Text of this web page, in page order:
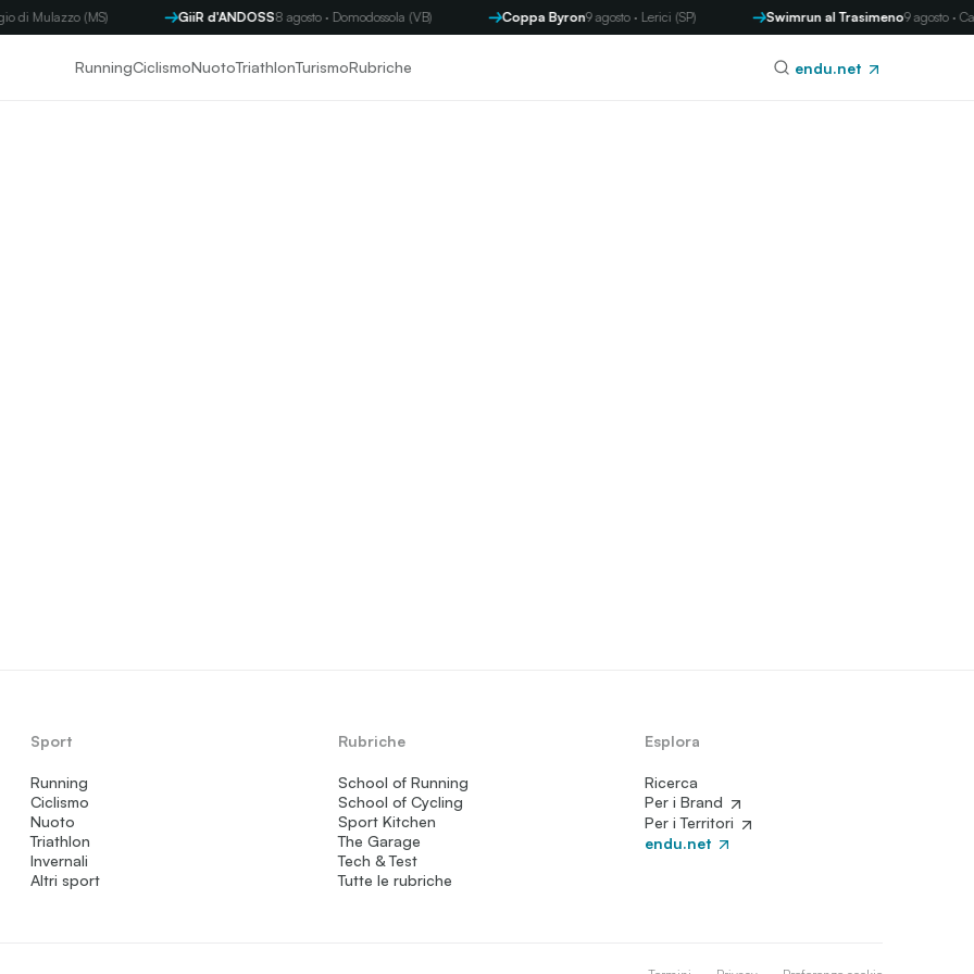
di Mulazzo (MS) GiiR d'ANDOSS8 agosto · Domodossola (VB) Coppa Byron9 agosto · Lerici (SP) Swimrun al Trasimeno9 agosto ·
RunningCiclismoNuotoTriathlonTurismoRubriche endu.net
Sport
Running
Ciclismo
Nuoto
Triathlon
Invernali
Altri sport
Rubriche
School of Running
School of Cycling
Sport Kitchen
The Garage
Tech & Test
Tutte le rubriche
Esplora
Ricerca
Per i Brand
Per i Territori
endu.net